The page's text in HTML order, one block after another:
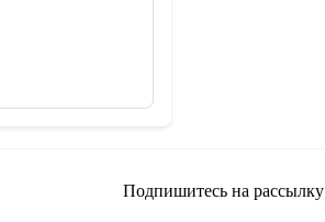
Подпишитесь на рассылку